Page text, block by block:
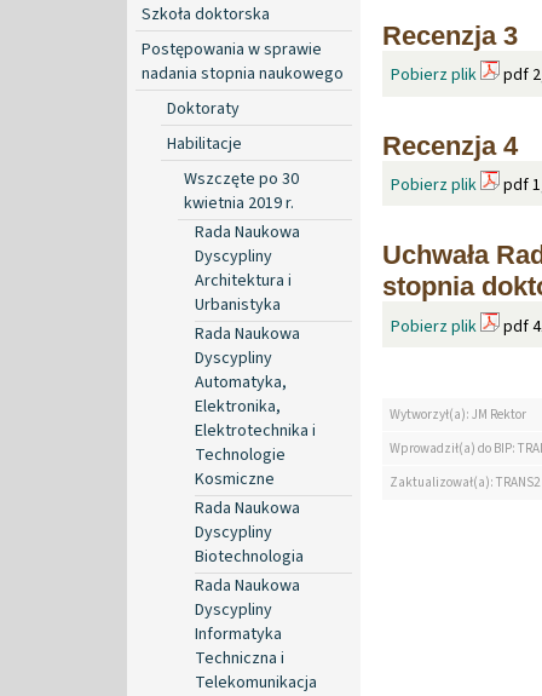
Szkoła doktorska
Postępowania w sprawie
nadania stopnia naukowego
Doktoraty
Habilitacje
Wszczęte po 30
kwietnia 2019 r.
Rada Naukowa
Dyscypliny
Architektura i
Urbanistyka
Rada Naukowa
Dyscypliny
Automatyka,
Elektronika,
Elektrotechnika i
Technologie
Kosmiczne
Rada Naukowa
Dyscypliny
Biotechnologia
Rada Naukowa
Dyscypliny
Informatyka
Techniczna i
Telekomunikacja
Recenzja 3
Pobierz plik pdf
Recenzja 4
Pobierz plik pdf
Uchwała
stopnia
Pobierz plik pdf
Wytworzył(a): JM Rektor
Wprowadził(a) do BIP:
Zaktualizował(a):